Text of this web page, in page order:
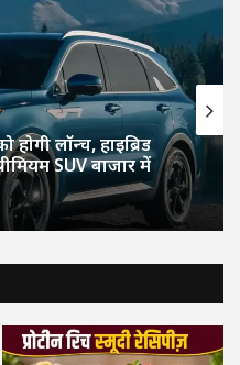
लॉन्च, हाइब्रिड
SUV बाजार में